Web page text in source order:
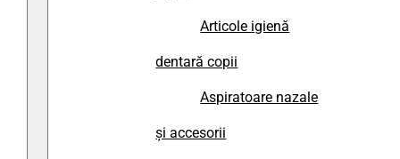
Articole igienă
dentară copii
Aspiratoare nazale
și accesorii